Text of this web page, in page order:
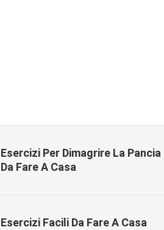
Esercizi Per Dimagrire La Pancia
Da Fare A Casa
Esercizi Facili Da Fare A Casa